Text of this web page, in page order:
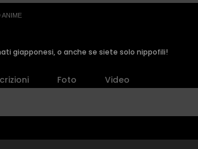
ANIME
giapponesi, o anche se siete solo nippofili!
Foto
Video